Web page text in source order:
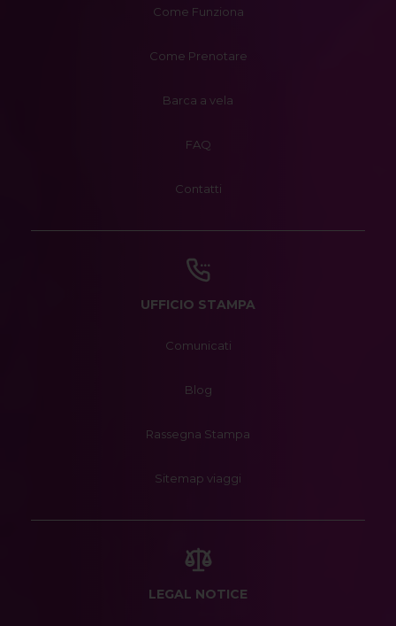
Come Funziona
Come Prenotare
Barca a vela
FAQ
Contatti
UFFICIO STAMPA
Comunicati
Blog
Rassegna Stampa
Sitemap viaggi
LEGAL NOTICE